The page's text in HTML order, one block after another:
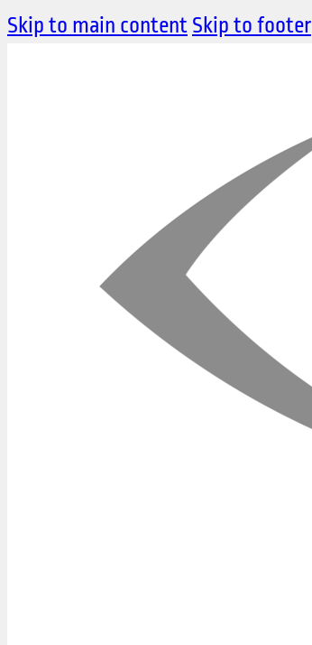
Skip to main content Skip to footer